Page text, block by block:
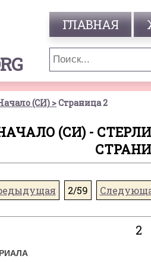
ГЛАВНАЯ
(СИ) Страница 2
(СИ) -
2/59
2